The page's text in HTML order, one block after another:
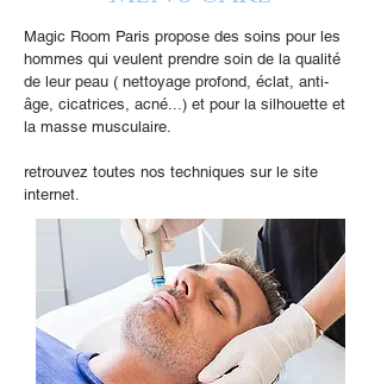
Magic Room Paris propose des soins pour les
hommes qui veulent prendre soin de la qualité
de leur peau ( nettoyage profond, éclat, anti-
âge, cicatrices, acné...) et pour la silhouette et
la masse musculaire.
retrouvez toutes nos techniques sur le site
internet.